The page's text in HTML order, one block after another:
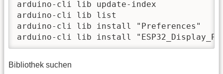
arduino-cli lib update-index
arduino-cli lib list
arduino-cli lib install "Preferences"
arduino-cli lib install
Bibliothek suchen